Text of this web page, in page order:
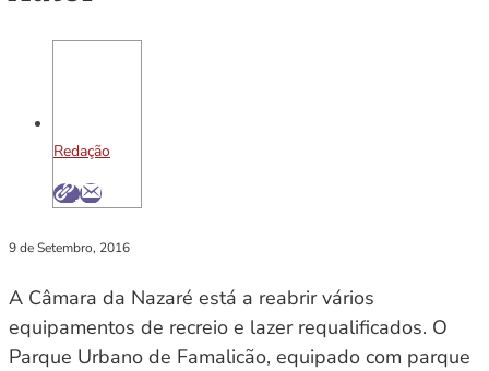
Redação
9 de Setembro, 2016
A Câmara da Nazaré está a reabrir vários
equipamentos de recreio e lazer requalificados. O
Parque Urbano de Famalicão, equipado com parque